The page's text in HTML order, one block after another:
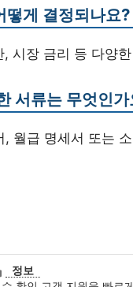
떻게 결정되나요?
시장 금리 등 다양
서류는 무엇인가
월급 명세서 또는
카정보